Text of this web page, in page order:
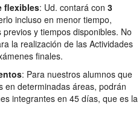
flexibles: Ud. contará con 3
incluso en menor tiempo,
y tiempos disponibles. No
la realización de las Actividades
finales.
: Para nuestros alumnos que
en determinadas áreas, podrán
integrantes en 45 días, que es la